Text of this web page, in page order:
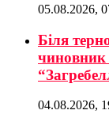
05.08.2026,
Біля
чиновник
04.08.2026,